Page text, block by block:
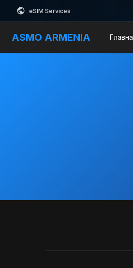
eSIM Services
ASMO ARMENIA